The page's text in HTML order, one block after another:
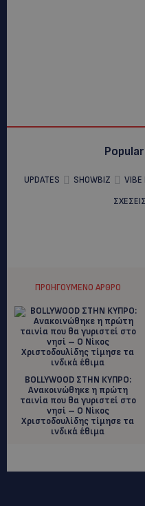
UPDATES SHOWBIZ VIBE
ΣΧΕΣΕΙΣ
ΠΡΟΗΓΟΎΜΕΝΟ ΆΡΘΡΟ
BOLLYWOOD ΣΤΗΝ ΚΥΠΡΟ:
Ανακοινώθηκε η πρώτη
ταινία που θα γυριστεί στο
νησί – Ο Νίκος
Χριστοδουλίδης τίμησε τα
ινδικά έθιμα